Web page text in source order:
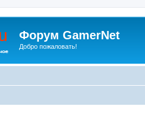
Форум GamerNet
Добро пожаловать!